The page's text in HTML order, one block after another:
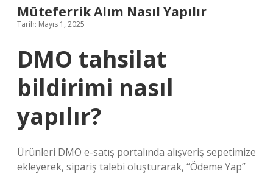
Müteferrik Alım Nasıl Yapılır
Tarih: Mayıs 1, 2025
DMO tahsilat
bildirimi nasıl
yapılır?
Ürünleri DMO e-satış portalında alışveriş sepetimize
ekleyerek, sipariş talebi oluşturarak, “Ödeme Yap”